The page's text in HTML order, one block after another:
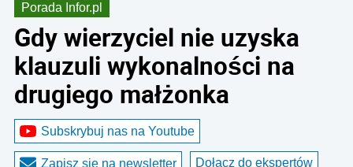
Porada Infor.pl
Gdy wierzyciel nie uzyska
klauzuli wykonalności na
drugiego małżonka
Subskrybuj nas na Youtube
Zapisz się na newsletter Dołącz do ekspertów